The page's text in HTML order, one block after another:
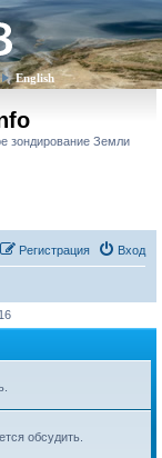
English
зондирование Земли
Вход
Регистрация
обсудить.